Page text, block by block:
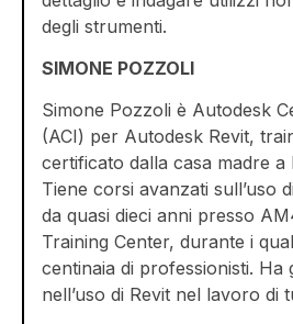
degli stru­menti.
SIMONE POZZOLI
Simone Pozzoli è Autodesk
(ACI) per Autodesk Revit,
certificato dalla casa madre a
Tiene corsi avanzati sull’uso
da quasi dieci anni presso
Training Center, durante i
centinaia di professionisti. Ha
nell’uso di Revit nel lavoro di